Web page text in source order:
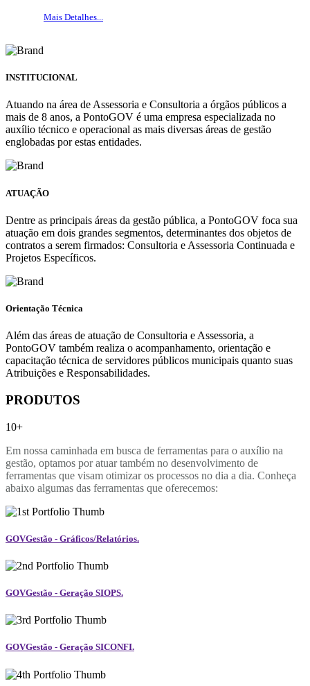
Mais Detalhes...
INSTITUCIONAL
Atuando na área de Assessoria e Consultoria a órgãos públicos a
mais de 8 anos, a PontoGOV é uma empresa especializada no
auxílio técnico e operacional as mais diversas áreas de gestão
englobadas por estas entidades.
ATUAÇÃO
Dentre as principais áreas da gestão pública, a PontoGOV foca sua
atuação em dois grandes segmentos, determinantes dos objetos de
contratos a serem firmados: Consultoria e Assessoria Continuada e
Projetos Específicos.
Orientação Técnica
Além das áreas de atuação de Consultoria e Assessoria, a
PontoGOV também realiza o acompanhamento, orientação e
capacitação técnica de servidores públicos municipais quanto suas
Atribuições e Responsabilidades.
PRODUTOS
10+
Em nossa caminhada em busca de ferramentas para o auxílio na
gestão, optamos por atuar também no desenvolvimento de
ferramentas que visam otimizar os processos no dia a dia. Conheça
abaixo algumas das ferramentas que oferecemos:
GOVGestão - Gráficos/Relatórios.
GOVGestão - Geração SIOPS.
GOVGestão - Geração SICONFI.